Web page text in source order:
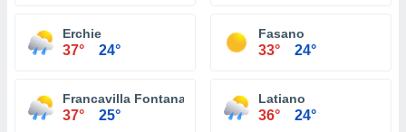
Erchie
37° 24°
Fasano
33° 24°
Francavilla Fontana
37° 25°
Latiano
36° 24°